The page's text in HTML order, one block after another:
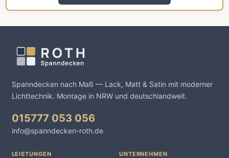
Spanndecken nach Maß — Lack, Matt & Satin mit moderner
Lichttechnik. Montage in NRW und deutschlandweit.
015777 053 056
info@spanndecken-roth.de
LEISTUNGEN UNTERNEHMEN